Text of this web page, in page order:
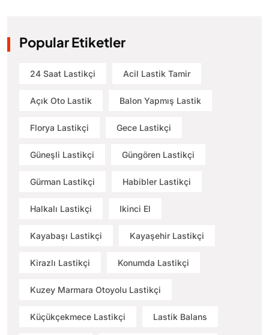
Popular Etiketler
24 Saat Lastikçi Acil Lastik Tamir
Açık Oto Lastik Balon Yapmış Lastik
Florya Lastikçi Gece Lastikçi
Güneşli Lastikçi Güngören Lastikçi
Gürman Lastikçi Habibler Lastikçi
Halkalı Lastikçi Ikinci El
Kayabaşı Lastikçi Kayaşehir Lastikçi
Kirazlı Lastikçi Konumda Lastikçi
Kuzey Marmara Otoyolu Lastikçi
Küçükçekmece Lastikçi Lastik Balans